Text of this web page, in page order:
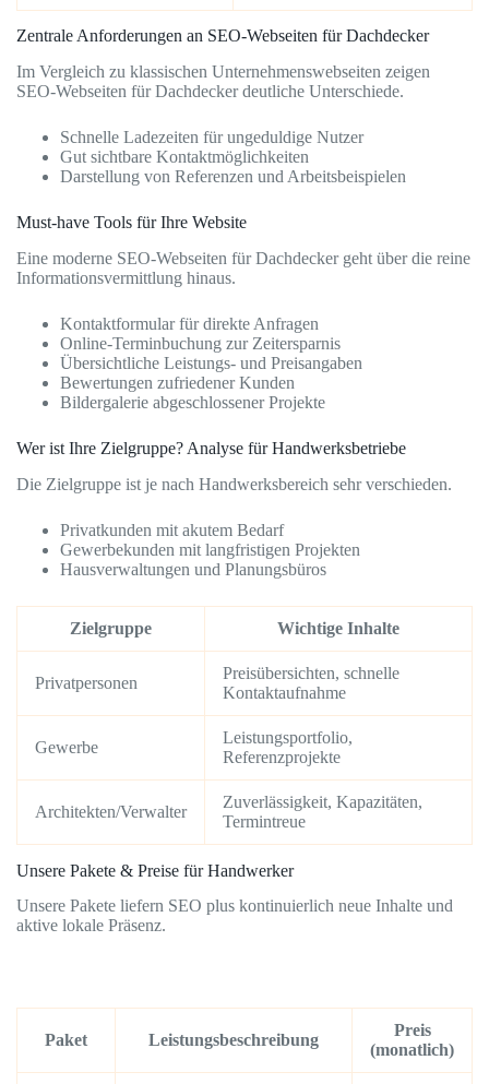
Zentrale Anforderungen an SEO-Webseiten für Dachdecker
Im Vergleich zu klassischen Unternehmenswebseiten zeigen
SEO-Webseiten für Dachdecker deutliche Unterschiede.
Schnelle Ladezeiten für ungeduldige Nutzer
Gut sichtbare Kontaktmöglichkeiten
Darstellung von Referenzen und Arbeitsbeispielen
Must-have Tools für Ihre Website
Eine moderne SEO-Webseiten für Dachdecker geht über die reine
Informationsvermittlung hinaus.
Kontaktformular für direkte Anfragen
Online-Terminbuchung zur Zeitersparnis
Übersichtliche Leistungs- und Preisangaben
Bewertungen zufriedener Kunden
Bildergalerie abgeschlossener Projekte
Wer ist Ihre Zielgruppe? Analyse für Handwerksbetriebe
Die Zielgruppe ist je nach Handwerksbereich sehr verschieden.
Privatkunden mit akutem Bedarf
Gewerbekunden mit langfristigen Projekten
Hausverwaltungen und Planungsbüros
Zielgruppe Wichtige Inhalte
Privatpersonen
Preisübersichten, schnelle
Kontaktaufnahme
Gewerbe
Leistungsportfolio,
Referenzprojekte
Architekten/Verwalter
Zuverlässigkeit, Kapazitäten,
Termintreue
Unsere Pakete & Preise für Handwerker
Unsere Pakete liefern SEO plus kontinuierlich neue Inhalte und
aktive lokale Präsenz.
Paket Leistungsbeschreibung
Preis
(monatlich)